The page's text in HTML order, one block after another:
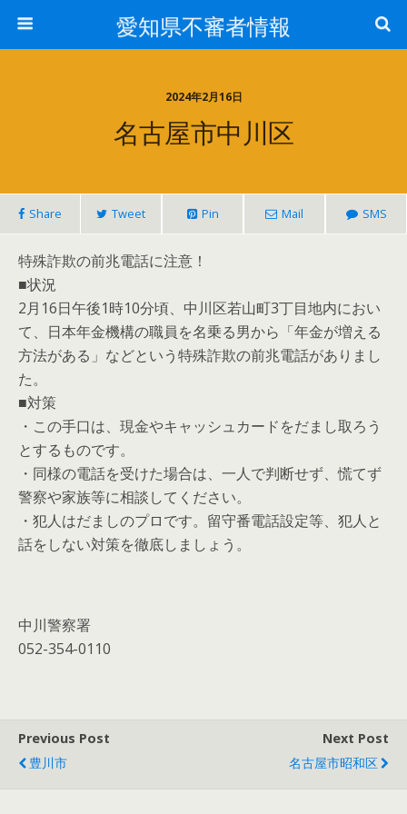
愛知県不審者情報
2024年2月16日
名古屋市中川区
Share Tweet Pin Mail SMS
特殊詐欺の前兆電話に注意！
■状況
2月16日午後1時10分頃、中川区若山町3丁目地内におい
て、日本年金機構の職員を名乗る男から「年金が増える
方法がある」などという特殊詐欺の前兆電話がありまし
た。
■対策
・この手口は、現金やキャッシュカードをだまし取ろう
とするものです。
・同様の電話を受けた場合は、一人で判断せず、慌てず
警察や家族等に相談してください。
・犯人はだましのプロです。留守番電話設定等、犯人と
話をしない対策を徹底しましょう。
中川警察署
052-354-0110
Previous Post
豊川市
Next Post
名古屋市昭和区